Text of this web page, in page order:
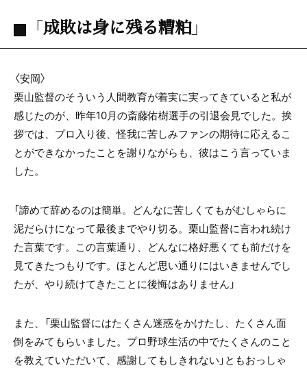
「成敗は身に残る糟粕」
〈安岡〉
栗山監督のそういう人間教育が着実に実ってきていると私が
感じたのが、昨年10月の斎藤佑樹選手の引退会見でした。挨
拶では、プロ入り後、怪我に苦しみファンの期待に応えるこ
とができなかったことを謝りながらも、彼はこう言っていま
した。
「諦めて辞めるのは簡単。どんなに苦しくてもがむしゃらに
泥だらけになって最後までやり切る。栗山監督に言われ続け
た言葉です。この言葉通り、どんなに格好悪くても前だけを
見てきたつもりです。ほとんど思い通りにはいきませんでし
たが、やり続けてきたことに後悔はありません」
また、「栗山監督にはたくさん迷惑をかけたし、たくさん面
倒をみてもらいました。プロ野球生活の中でたくさんのこと
を教えていただいて、感謝してもしきれない」ともおっしゃ